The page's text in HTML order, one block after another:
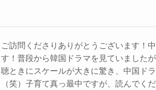
ご訪問くださりありがとうございます！
す！普段から韓国ドラマを見ていました
聴ときにスケールが大きに驚き、中国ド
（笑）子育て真っ最中ですが、読んでく